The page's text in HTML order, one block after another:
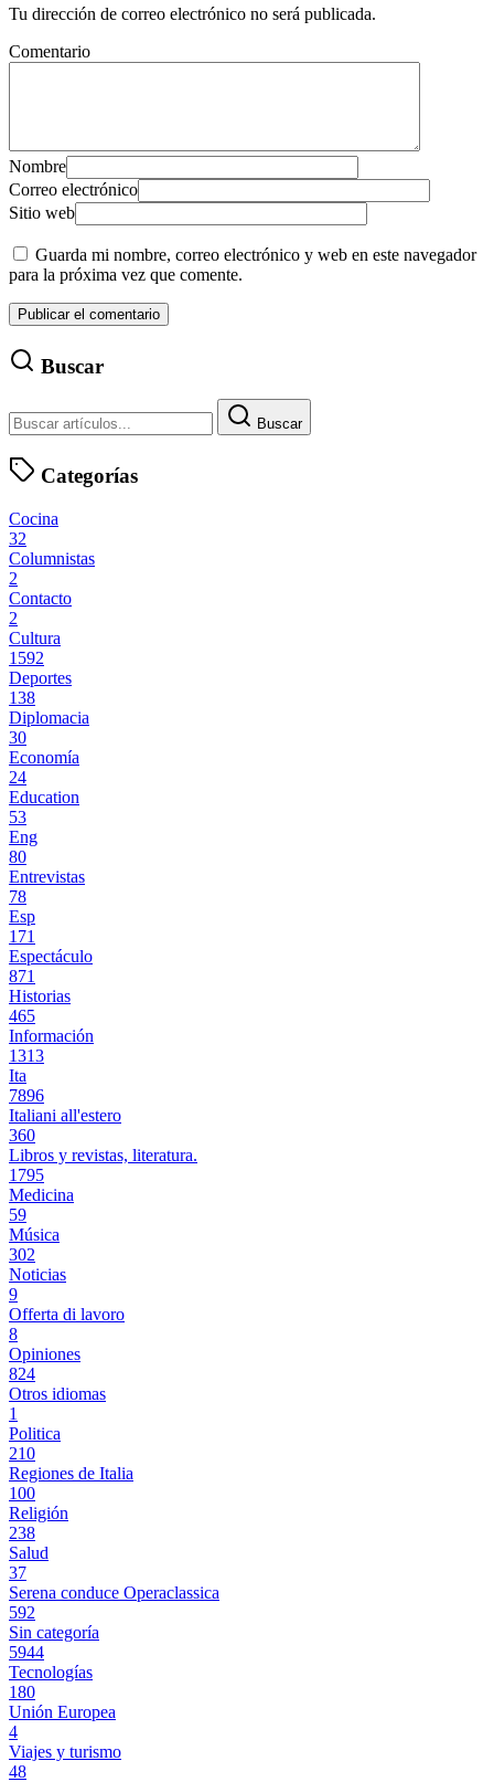
Tu dirección de correo electrónico no será publicada.
Comentario
Nombre
Correo electrónico
Sitio web
Guarda mi nombre, correo electrónico y web en este navegador
para la próxima vez que comente.
Buscar
Buscar
Categorías
Cocina
32
Columnistas
2
Contacto
2
Cultura
1592
Deportes
138
Diplomacia
30
Economía
24
Education
53
Eng
80
Entrevistas
78
Esp
171
Espectáculo
871
Historias
465
Información
1313
Ita
7896
Italiani all'estero
360
Libros y revistas, literatura.
1795
Medicina
59
Música
302
Noticias
9
Offerta di lavoro
8
Opiniones
824
Otros idiomas
1
Politica
210
Regiones de Italia
100
Religión
238
Salud
37
Serena conduce Operaclassica
592
Sin categoría
5944
Tecnologías
180
Unión Europea
4
Viajes y turismo
48